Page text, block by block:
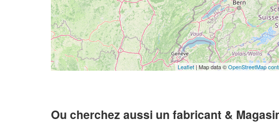
Leaflet| Map data ©OpenStreetMap
Ou cherchez aussi un fabricant &